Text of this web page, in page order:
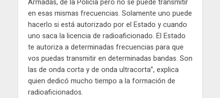
en esas mismas frecuencias. Solamente uno puede
hacerlo si está autorizado por el Estado y cuando
uno saca la licencia de radioaficionado. El Estado
te autoriza a determinadas frecuencias para que
vos puedas transmitir en determinadas bandas. Son
las de onda corta y de onda ultracorta”, explica
quien dedicó mucho tiempo a la formación de
radioaficionados.